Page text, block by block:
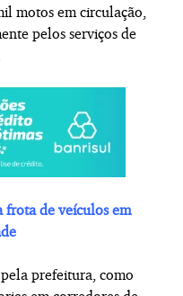
motos em circulação,
pelos serviços de
frota de veículos em
prefeitura, como